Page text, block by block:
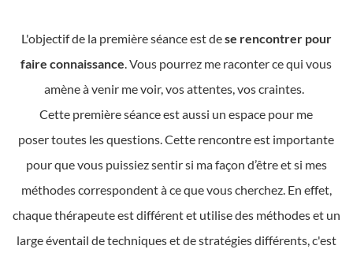
L'objectif de la première séance est dese rencontrer pour
faire connaissance. Vous pourrez me raconter ce qui vous
amène à venir me voir, vos attentes, vos craintes.
Cette première séance est aussi un espace pour me
poser toutes les questions. Cette rencontre est importante
pour que vous puissiez sentir si ma façon d’être et si mes
méthodes correspondent à ce que vous cherchez. En effet,
chaque thérapeute est différent et utilise des méthodes et un
large éventail de techniques et de stratégies différents, c'est